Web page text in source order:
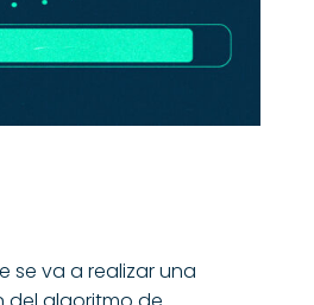
se va a realizar una